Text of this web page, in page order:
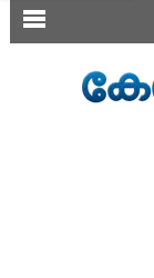
SECTIONS